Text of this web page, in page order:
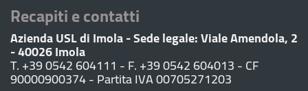
Recapiti e contatti
Azienda USL di Imola - Sede legale: Viale Amendola, 2
- 40026 Imola
T. +39 0542 604111 - F. +39 0542 604013 - CF
90000900374 - Partita IVA 00705271203